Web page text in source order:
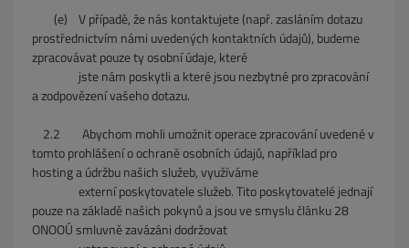
(e) V případě, že nás kontaktujete (např. zasláním dotazu
prostřednictvím námi uvedených kontaktních údajů), budeme
zpracovávat pouze ty osobní údaje, které
jste nám poskytli a které jsou nezbytné pro zpracování
a zodpovězení vašeho dotazu.
2.2 Abychom mohli umožnit operace zpracování uvedené v
tomto prohlášení o ochraně osobních údajů, například pro
hosting a údržbu našich služeb, využíváme
externí poskytovatele služeb. Tito poskytovatelé jednají
pouze na základě našich pokynů a jsou ve smyslu článku 28
ONOOÚ smluvně zavázáni dodržovat